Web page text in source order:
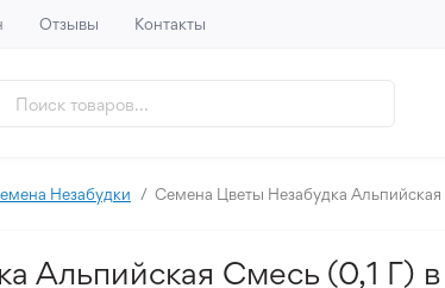
Отзывы Контакты
Незабудки Семена Цветы Незабудка Альпийская
Альпийская Смесь (0,1 Г)